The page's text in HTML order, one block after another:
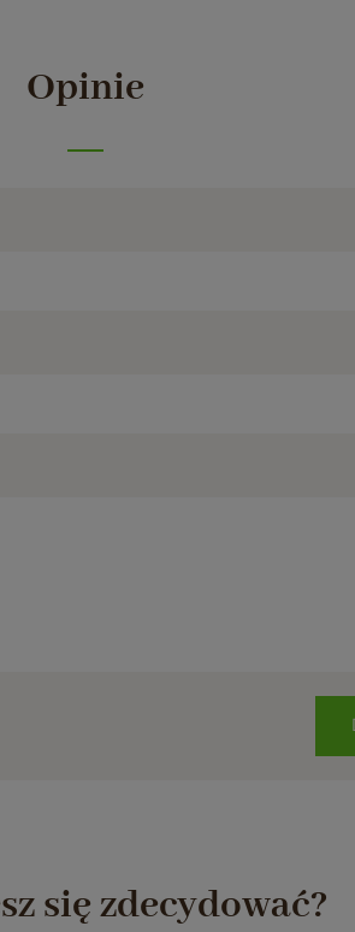
Opinie
się zdecydować?